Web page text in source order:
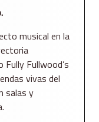
musical en la
Fullwood’s
vivas del
salas y